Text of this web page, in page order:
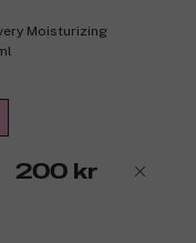
Moisturizing
200 kr